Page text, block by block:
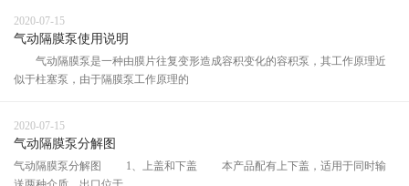
2020-07-15
气动隔膜泵使用说明
气动隔膜泵是一种由膜片往复变形造成容积变化的容积泵，其工作原理近
似于柱塞泵，由于隔膜泵工作原理的
2020-07-15
气动隔膜泵分解图
气动隔膜泵分解图 1、上盖和下盖 本产品配有上下盖，适用于同时输